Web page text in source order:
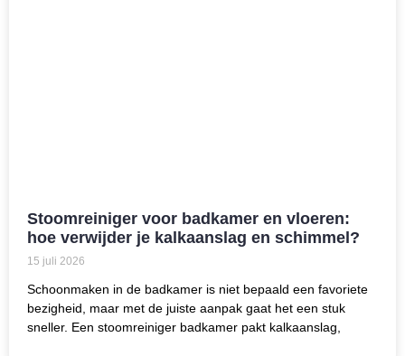
Stoomreiniger voor badkamer en vloeren:
hoe verwijder je kalkaanslag en schimmel?
15 juli 2026
Schoonmaken in de badkamer is niet bepaald een favoriete
bezigheid, maar met de juiste aanpak gaat het een stuk
sneller. Een stoomreiniger badkamer pakt kalkaanslag,